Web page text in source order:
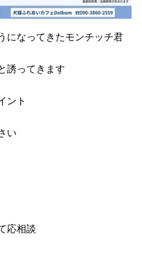
になってきたモンチッチ君
誘ってきます
ント
い︎
応相談